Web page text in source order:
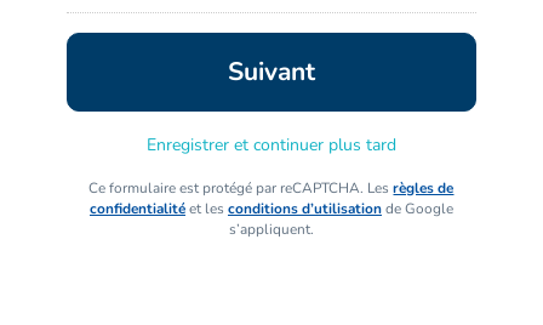
Enregistrer et continuer plus tard
Ce formulaire est protégé par reCAPTCHA. Lesrègles de
confidentialitéet les conditions d’utilisationde Google
s’appliquent.